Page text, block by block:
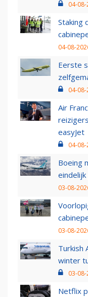
04-
Staking
04-08-
Eerste
04-
Air
easyJet
04-
Boeing
03-08-
03-08-
Turkish
winter
03-
Netflix